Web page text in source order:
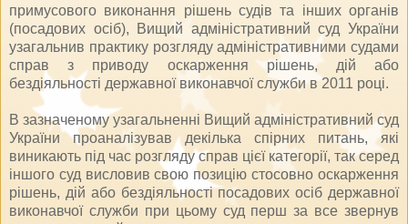
примусового виконання рішень судів та інших органів
(посадових осіб), Вищий адміністративний суд України
узагальнив практику розгляду адміністративними судами
справ з приводу оскарження рішень, дій або
бездіяльності державної виконавчої служби в 2011 році.
В зазначеному узагальненні Вищий адміністративний суд
України проаналізував декілька спірних питань, які
виникають під час розгляду справ цієї категорії, так серед
іншого суд висловив свою позицію стосовно оскарження
рішень, дій або бездіяльності посадових осіб державної
виконавчої служби при цьому суд перш за все звернув